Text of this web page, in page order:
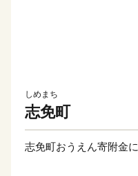
しめまち
志免町
志免町おうえん寄附金